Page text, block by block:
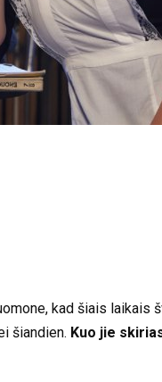
kad šiais laikais
šiandien. Kuo jie